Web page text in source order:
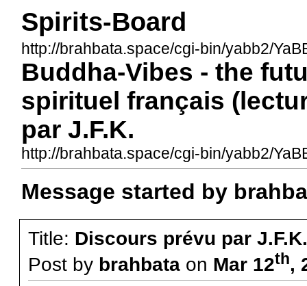
Spirits-Board
http://brahbata.space/cgi-bin/yabb2/
Buddha-Vibes - the
spirituel français
par J.F.K.
http://brahbata.space/cgi-bin/yabb2/
Message started by
Title: Discours prévu par J.F.K.
Post by brahbataon Mar 12th,